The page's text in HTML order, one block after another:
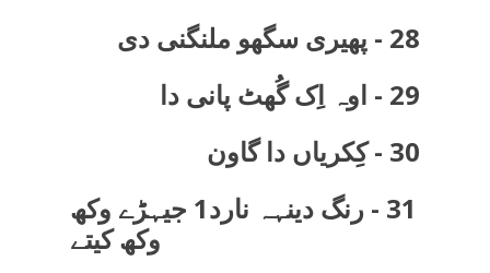
31 - رنگ دینہہ نارد1 جیہڑے وکھ
وکھ کیتے
30 - کِکریاں دا گاون
29 - اوہ اِک گُھٹ پانی دا
28 - پھیری سگھو ملنگنی دی